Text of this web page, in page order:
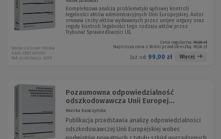
Kompleksowa analiza problematyki sądowej kontroli
legalności aktów administracyjnych Unii Europejskiej. Autor
omawia cechy aktów wydawanych przez unijne organy oraz
reguły kontroli legalności tego rodzaju aktów przez
Trybunał Sprawiedliwości UE.
Cena regularna: 99,00 zł
Najniższa cena z 30 dni przed obniżką: 99,00 zł
Już od: 99,00 zł Więcej
Wolters Kluwer Polska
KAM-2683 W01P01
Rok publikacji: 2015
Pozaumowna odpowiedzialność
odszkodowawcza Unii Europej...
Monika Kawczyńska
Publikacja przedstawia analizę odpowiedzialności
odszkodowawczej Unii Europejskiej wobec